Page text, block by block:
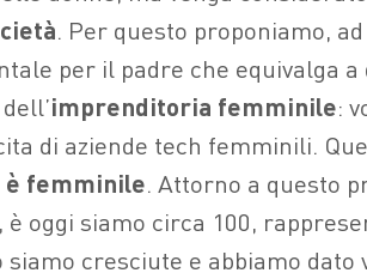
. Per questo proponiamo,
per il padre che equivalga
imprenditoria femminile:
di aziende tech femminili.
è femminile. Attorno a questo
oggi siamo circa 100,
cresciute e abbiamo dato